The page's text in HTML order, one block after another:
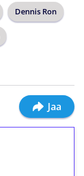
Dennis Ron
Jaa